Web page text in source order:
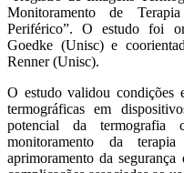
Monitoramento de
Periférico”. O estudo foi
Goedke (Unisc) e
Renner (Unisc).
O estudo validou condições
termográficas em
potencial da termografia
monitoramento da
aprimoramento da